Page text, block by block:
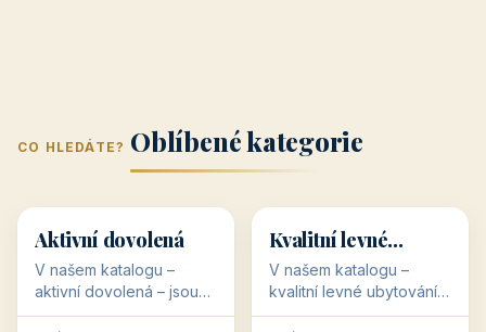
CO HLEDÁTE? Oblíbené kategorie
🥾 36 objektů
Aktivní dovolená
V našem katalogu –
aktivní dovolená – jsou
pro Vás připraveny
💰
💰
34 objektů
Kvalitní levné
ubytování
V našem katalogu –
kvalitní levné ubytování –
jsou pro Vás připraveny